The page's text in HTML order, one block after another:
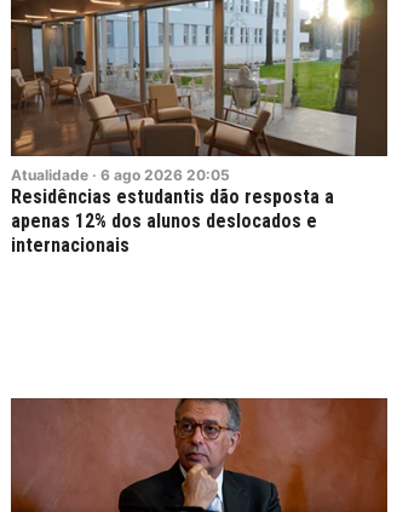
Atualidade · 6 ago 2026 20:05
Residências estudantis dão resposta a
apenas 12% dos alunos deslocados e
internacionais